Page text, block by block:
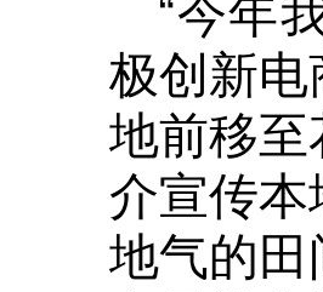
极创新
地前移
介宣传
地气的